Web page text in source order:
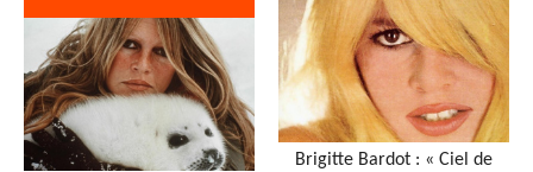
Brigitte Bardot : « Ciel de